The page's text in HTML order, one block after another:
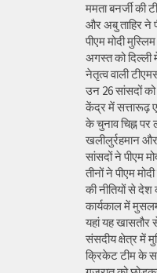
ममता बनर्जी की
और अबु ताहिर ने
पीएम मोदी
अगस्त को दिल्ली
नेतृत्व वाली
उन 26 सांसदों
केंद्र में सत्तारूढ़
के चुनाव चिह्न
खलीलुर्रहमान
सांसदों ने पीएम
तीनों ने पीएम
की नीतियों से देश
कार्यकाल में
यहां यह खासतौर
संसदीय क्षेत्र में
क्रिकेट टीम के